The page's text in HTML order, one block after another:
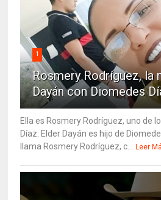
1
Rosmery Rodríguez, la
Dayán con Diomedes
Ella es Rosmery Rodríguez, uno de
Díaz. Elder Dayán es hijo de
llama Rosmery Rodríguez, c... Leer